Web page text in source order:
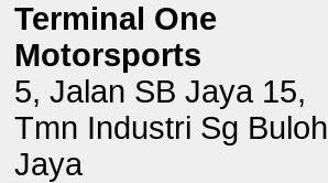
Terminal One
Motorsports
5, Jalan SB Jaya 15,
Tmn Industri Sg Buloh
Jaya